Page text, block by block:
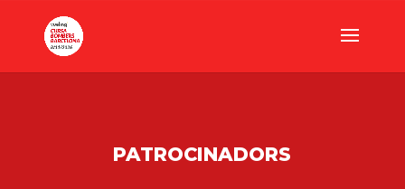
PATROCINADORS